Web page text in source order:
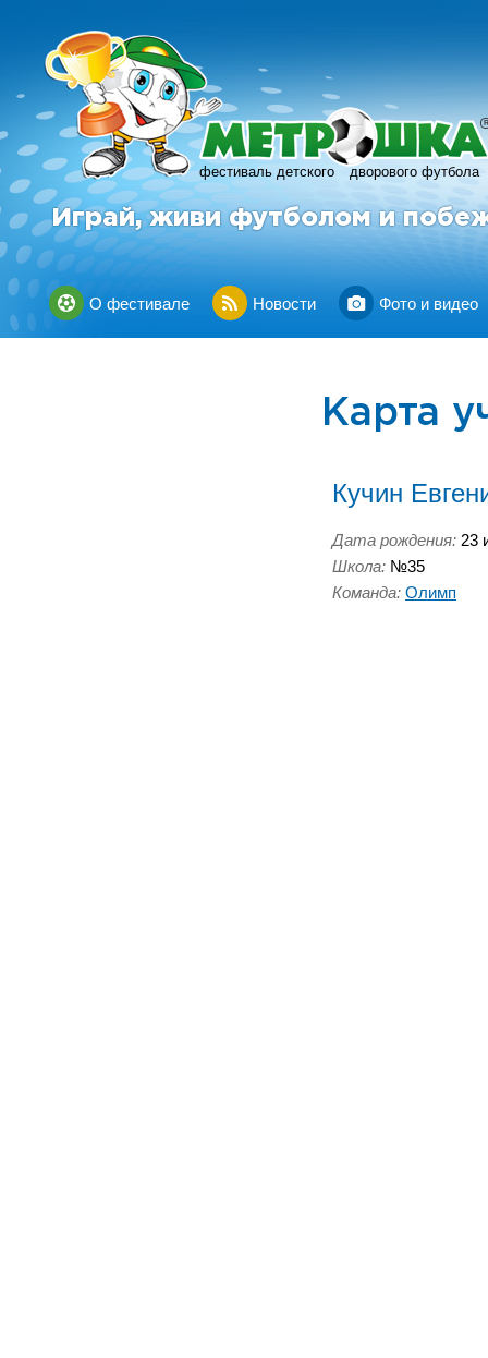
фестиваль детского дворового футбола
R
Играй, живи футболом и
О фестивале Новости Фото и видео
Карта
Кучин
Дата рождения: 23
Школа: №35
Команда: Олимп